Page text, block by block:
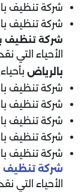
شركة تنظيف
شركة تنظيف
شركة تنظيف
الأحياء التي
بالرياض
شركة تنظيف
شركة تنظيف
شركة تنظيف
شركة تنظيف
شركة تنظيف
شركة تنظيف
الأحياء التي